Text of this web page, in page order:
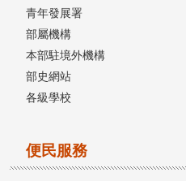
青年發展署
部屬機構
本部駐境外機構
部史網站
各級學校
便民服務